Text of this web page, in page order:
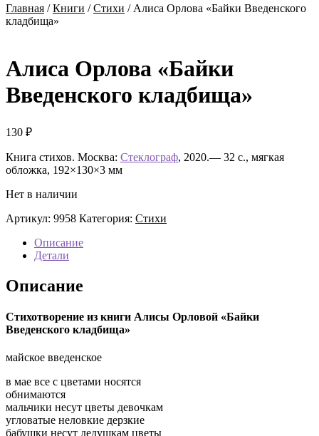
Главная /Книги /Стихи / Алиса Орлова «Байки Введенского
кладбища»
Алиса Орлова «Байки
Введенского кладбища»
130 ₽
Книга стихов. Москва: Стеклограф, 2020.— 32 с., мягкая
обложка, 192×130×3 мм
Нет в наличии
Артикул: 9958 Категория: Стихи
Описание
Детали
Описание
Стихотворение из книги Алисы Орловой «Байки
Введенского кладбища»
майское введенское
в мае все с цветами носятся
обнимаются
мальчики несут цветы девочкам
угловатые неловкие дерзкие
бабушки несут дедушкам цветы